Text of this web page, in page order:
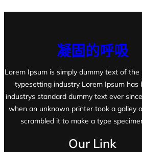
凝固的呼吸
Lorem Ipsum is simply dummy text of the
typesetting industry Lorem Ipsum has
industrys standard dummy text ever
when an unknown printer took a galley
scrambled it to make a type
Our Link